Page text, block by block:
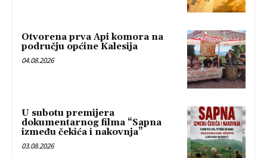
Otvorena prva Api komora na
području općine Kalesija
04.08.2026
U subotu premijera
dokumentarnog filma “Sapna
između čekića i nakovnja”
03.08.2026